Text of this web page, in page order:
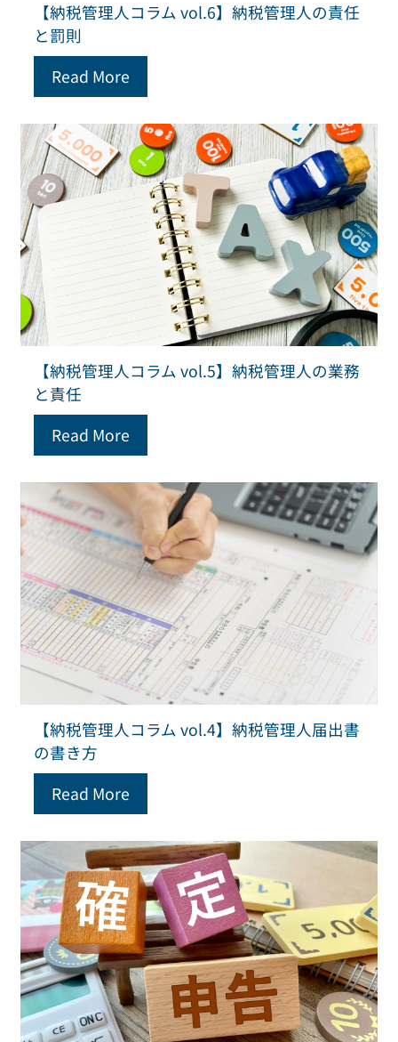
【納税管理人コラム vol.6】納税管理人の責任
と罰則
Read More
【納税管理人コラム vol.5】納税管理人の業務
と責任
Read More
【納税管理人コラム vol.4】納税管理人届出書
の書き方
Read More